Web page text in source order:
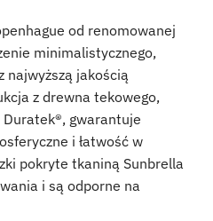
od renomowanej
minimalistycznego,
najwyższą jakością
z drewna tekowego,
gwarantuje
i łatwość w
pokryte tkaniną Sunbrella
i są odporne na